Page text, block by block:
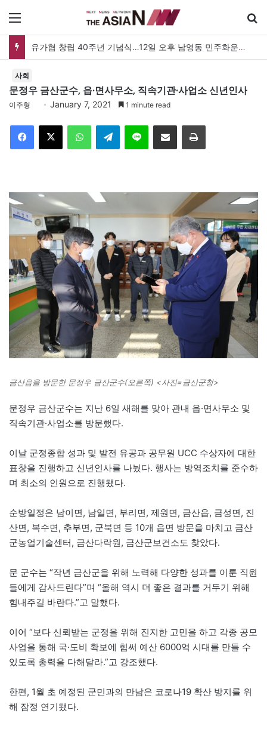
유가협 창립 40주년 기념식…12일 오후 남영동 민주화운동기념관
사회
문정우 금산군수, 읍·면사무소, 직속기관·사업소 신년인사
이주형 January 7, 2021 1 minute read
Telegram 이메일
금산읍을 방문한 문정우 금산군수(오른쪽) <사진=금산군청>
문정우 금산군수는 지난 6일 새해를 맞아 관내 읍·면사무소 및
직속기관·사업소를 방문했다.
이날 군정종합 성과 및 발전 유공과 공무원 UCC 수상자에 대한
표창을 진행하고 신년인사를 나눴다. 행사는 방역조치를 준수하
며 최소의 인원으로 진행됐다.
순방일정은 남이면, 남일면, 부리면, 제원면, 금산읍, 금성면, 진
산면, 복수면, 추부면, 군북면 등 10개 읍면 방문을 마치고 금산
군농업기술센터, 금산다락원, 금산군보건소도 찾았다.
문 군수는 “작년 금산군을 위해 노력해 다양한 성과를 이룬 직원
들에게 감사드린다”며 “올해 역시 더 좋은 결과를 거두기 위해
힘내주길 바란다.”고 말했다.
이어 “보다 신뢰받는 군정을 위해 진지한 고민을 하고 각종 공모
사업을 통해 국·도비 확보에 힘써 예산 6000억 시대를 만들 수
있도록 총력을 다해달라.”고 강조했다.
한편, 1월 초 예정된 군민과의 만남은 코로나19 확산 방지를 위
해 잠정 연기됐다.